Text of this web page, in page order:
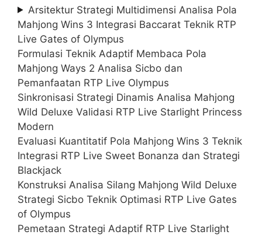
Arsitektur Strategi Multidimensi Analisa Pola
Mahjong Wins 3 Integrasi Baccarat Teknik RTP
Live Gates of Olympus
Formulasi Teknik Adaptif Membaca Pola
Mahjong Ways 2 Analisa Sicbo dan
Pemanfaatan RTP Live Olympus
Sinkronisasi Strategi Dinamis Analisa Mahjong
Wild Deluxe Validasi RTP Live Starlight Princess
Modern
Evaluasi Kuantitatif Pola Mahjong Wins 3 Teknik
Integrasi RTP Live Sweet Bonanza dan Strategi
Blackjack
Konstruksi Analisa Silang Mahjong Wild Deluxe
Strategi Sicbo Teknik Optimasi RTP Live Gates
of Olympus
Pemetaan Strategi Adaptif RTP Live Starlight